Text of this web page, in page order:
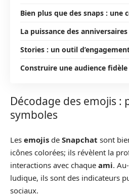
Bien plus que des snaps : une
La puissance des
Stories : un outil
Construire une audience fidèle
Décodage des emojis :
symboles
Les emojis de Snapchat sont
icônes colorées; ils révèlent la
interactions avec chaque ami.
ludique, ils sont des indicateurs
sociaux.